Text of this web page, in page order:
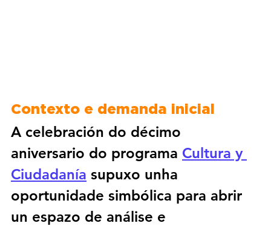
Contexto e demanda inicial
A celebración do décimo
aniversario do programa Cultura y
Ciudadanía supuxo unha
oportunidade simbólica para abrir
un espazo de análise e